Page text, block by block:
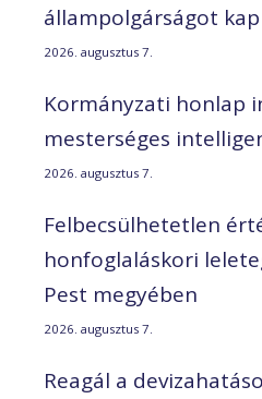
állampolgárságot kap
2026. augusztus 7.
Kormányzati honlap
mesterséges
2026. augusztus 7.
Felbecsülhetetlen
honfoglaláskori
Pest megyében
2026. augusztus 7.
Reagál a